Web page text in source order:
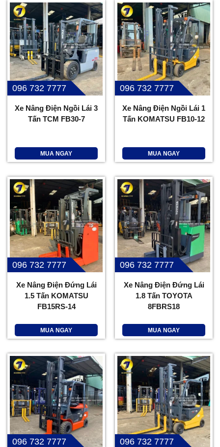
096 732 7777
Xe Nâng Điện Ngồi Lái 3
Tấn TCM FB30-7
MUA NGAY
096 732 7777
Xe Nâng Điện Ngồi Lái 1
Tấn KOMATSU FB10-12
MUA NGAY
096 732 7777
Xe Nâng Điện Đứng Lái
1.5 Tấn KOMATSU
FB15RS-14
MUA NGAY
096 732 7777
Xe Nâng Điện Đứng Lái
1.8 Tấn TOYOTA
8FBRS18
MUA NGAY
096 732 7777 096 732 7777